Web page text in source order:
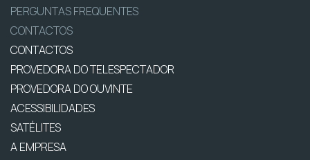
PERGUNTAS FREQUENTES
CONTACTOS
CONTACTOS
PROVEDORA DO TELESPECTADOR
PROVEDORA DO OUVINTE
ACESSIBILIDADES
SATÉLITES
A EMPRESA